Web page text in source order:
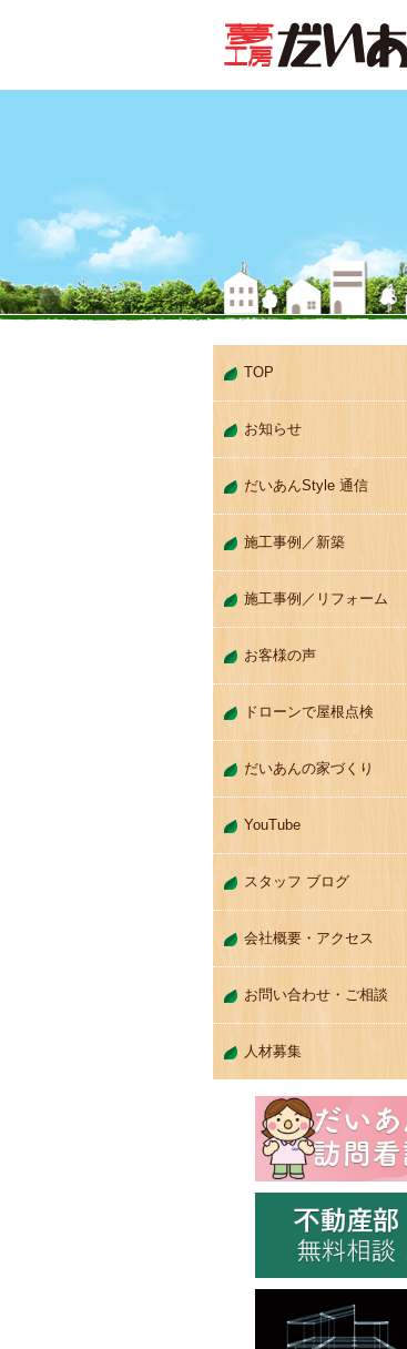
TOP
お知らせ
だいあんStyle 通信
施工事例／新築
施工事例／リフォーム
お客様の声
ドローンで屋根点検
だいあんの家づくり
YouTube
スタッフ ブログ
会社概要・アクセス
お問い合わせ・ご相談
人材募集